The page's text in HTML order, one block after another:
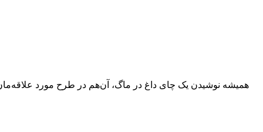
همیشه نوشیدن یک چای داغ در ماگ، آن‌هم در طرح مورد